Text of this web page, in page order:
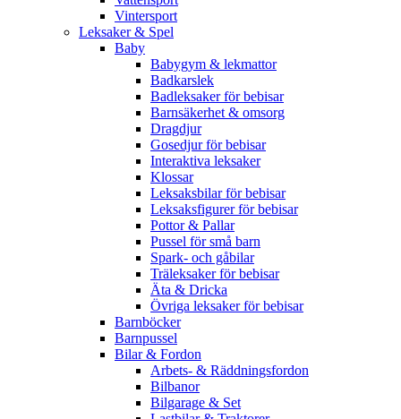
Vintersport
Leksaker & Spel
Baby
Babygym & lekmattor
Badkarslek
Badleksaker för bebisar
Barnsäkerhet & omsorg
Dragdjur
Gosedjur för bebisar
Interaktiva leksaker
Klossar
Leksaksbilar för bebisar
Leksaksfigurer för bebisar
Pottor & Pallar
Pussel för små barn
Spark- och gåbilar
Träleksaker för bebisar
Äta & Dricka
Övriga leksaker för bebisar
Barnböcker
Barnpussel
Bilar & Fordon
Arbets- & Räddningsfordon
Bilbanor
Bilgarage & Set